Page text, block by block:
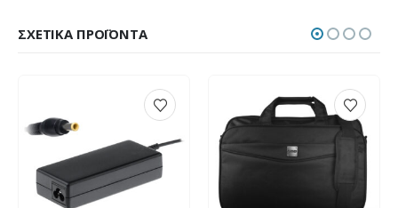
ΣΧΕΤΙΚΆ ΠΡΟΪΌΝΤΑ